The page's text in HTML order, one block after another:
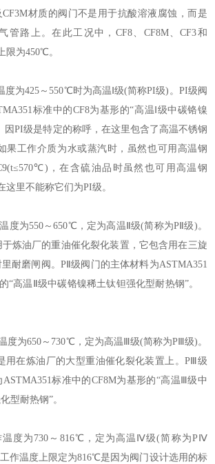
CF3M材质的阀门不是用于抗酸溶液腐蚀，而是
管路上。在此工况中，CF8、CF8M、CF3和
限为450℃。
为425～550℃时为高温Ⅰ级(简称PI级)。PI级阀
标准中的CF8为基形的“高温Ⅰ级中碳铬镍
因PI级是特定的称呼，在这里包含了高温不锈钢
果工作介质为水或蒸汽时，虽然也可用高温钢
，在含硫油品时虽然也可用高温钢
这里不能称它们为PI级。
为550～650℃，定为高温Ⅱ级(简称为PⅡ级)。
炼油厂的重油催化裂化装置，它包含用在三旋
耐磨闸阀。PⅡ级阀门的主体材料为ASTMA351
“高温Ⅱ级中碳铬镍稀土钛钽强化型耐热钢”。
为650～730℃，定为高温Ⅲ级(简称为PⅢ级)。
用在炼油厂的大型重油催化裂化装置上。PⅢ级
标准中的CF8M为基形的“高温Ⅲ级中
型耐热钢”。
度为730～816℃，定为高温Ⅳ级(简称为PⅣ
作温度上限定为816℃是因为阀门设计选用的标